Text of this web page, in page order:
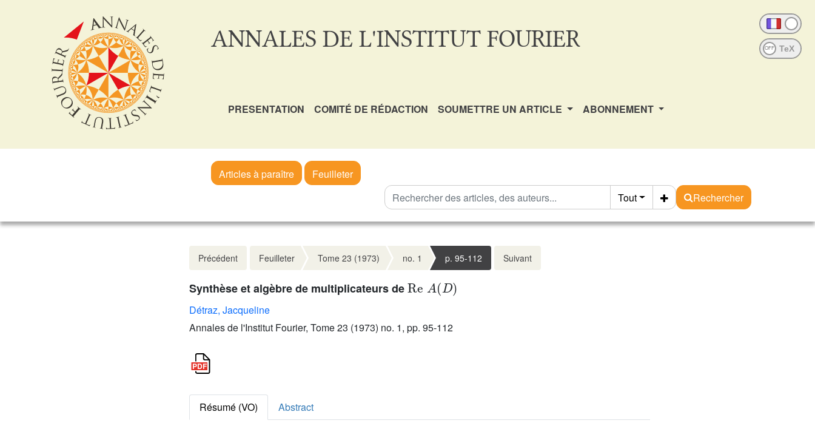
ANNALES DE L'INSTITUT FOURIER OFF
PRESENTATION COMITÉ DE RÉDACTION SOUMETTRE UN ARTICLE ABONNEMENT
Articles à paraître
Feuilleter
Tout
Rechercher
Précédent Feuilleter Tome 23 (1973) no. 1 p. 95-112 Suivant
Synthèse et algèbre de multiplicateurs de
D
Détraz, Jacqueline
Annales de l'Institut Fourier, Tome 23 (1973) no. 1, pp. 95-112
Résumé (VO)
Abstract